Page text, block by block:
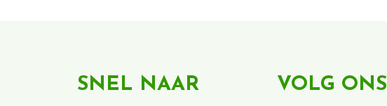
SNEL NAAR VOLG ONS